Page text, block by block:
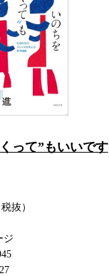
って”もいいです
抜）
ジ